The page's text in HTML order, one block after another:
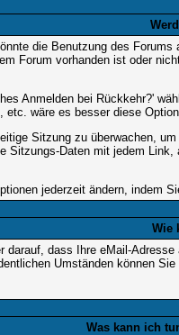
die Benutzung des
Forum vorhanden ist oder
Anmelden bei Rückkehr?'
wäre es besser diese
Sitzung zu überwachen,
Sitzungs-Daten mit jedem
jederzeit ändern, indem
Wie
dass Ihre eMail-
Umständen können
Was kann ich